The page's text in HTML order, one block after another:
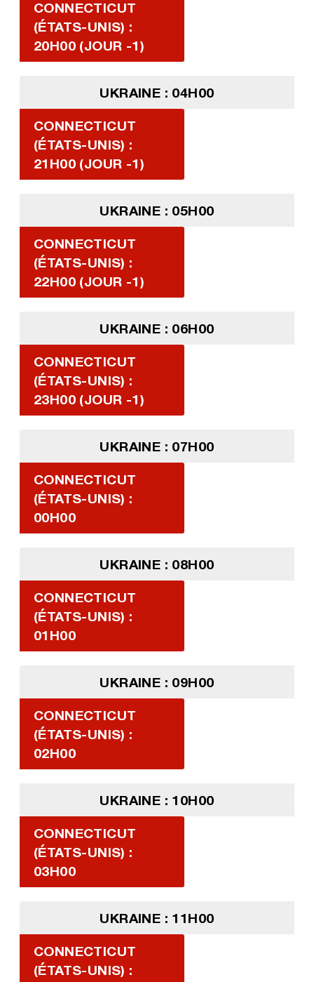
CONNECTICUT
(ÉTATS-UNIS) :
20H00 (JOUR -1)
UKRAINE : 04H00
CONNECTICUT
(ÉTATS-UNIS) :
21H00 (JOUR -1)
UKRAINE : 05H00
CONNECTICUT
(ÉTATS-UNIS) :
22H00 (JOUR -1)
UKRAINE : 06H00
CONNECTICUT
(ÉTATS-UNIS) :
23H00 (JOUR -1)
UKRAINE : 07H00
CONNECTICUT
(ÉTATS-UNIS) :
00H00
UKRAINE : 08H00
CONNECTICUT
(ÉTATS-UNIS) :
01H00
UKRAINE : 09H00
CONNECTICUT
(ÉTATS-UNIS) :
02H00
UKRAINE : 10H00
CONNECTICUT
(ÉTATS-UNIS) :
03H00
UKRAINE : 11H00
CONNECTICUT
(ÉTATS-UNIS) :